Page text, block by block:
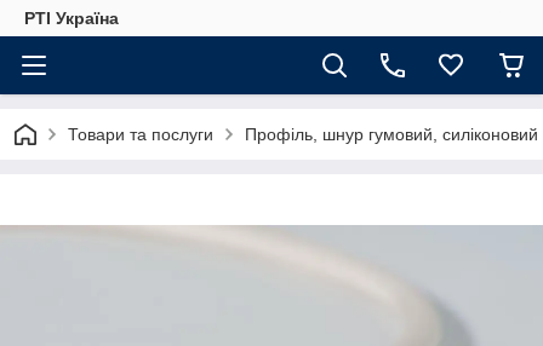
РТІ Україна
Товари та послуги Профіль, шнур гумовий, силіконовий